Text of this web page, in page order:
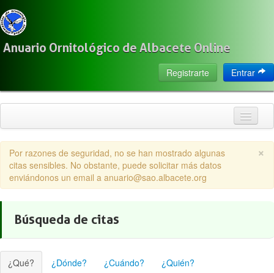
Anuario Ornitológico de Albacete Online
Entrar
Registrarte
Citas
Especies
Observadores
Acerca de
×
Por razones de seguridad, no se han mostrado algunas
citas sensibles. No obstante, puede solicitar más datos
enviándonos un email a anuario@sao.albacete.org
Búsqueda de citas
¿Qué? ¿Dónde? ¿Cuándo?
¿Quién?